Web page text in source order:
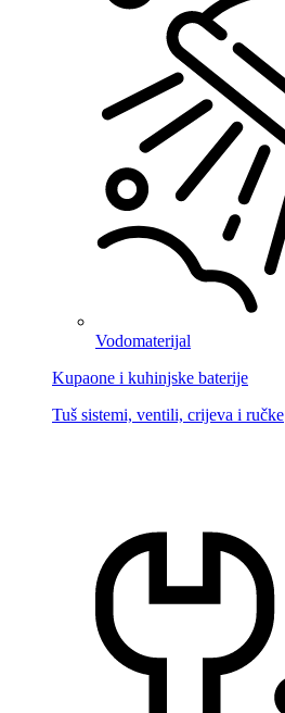
Vodomaterijal
Kupaone i kuhinjske baterije
Tuš sistemi, ventili, crijeva i ručke